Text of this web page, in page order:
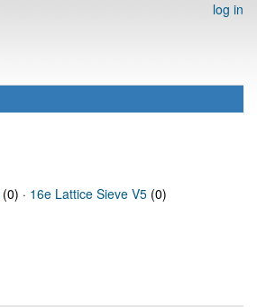
log in
(0) · 16e Lattice Sieve V5 (0)